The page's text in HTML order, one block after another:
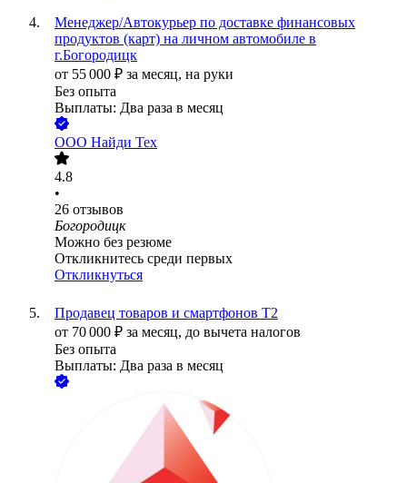
Менеджер/Автокурьер по доставке финансовых
продуктов (карт) на личном автомобиле в
г.Богородицк
от 55 000 ₽ за месяц, на руки
Без опыта
Выплаты: Два раза в месяц
ООО Найди Тех
4.8
•
26 отзывов
Богородицк
Можно без резюме
Откликнитесь среди первых
Откликнуться
Продавец товаров и смартфонов Т2
от 70 000 ₽ за месяц, до вычета налогов
Без опыта
Выплаты: Два раза в месяц